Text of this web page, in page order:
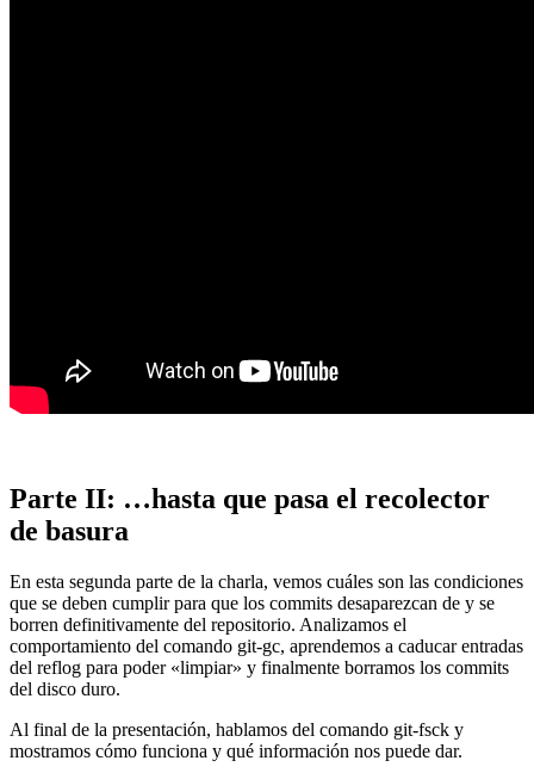
Parte II: …hasta que pasa el recolector
de basura
En esta segunda parte de la charla, vemos cuáles son las condiciones
que se deben cumplir para que los commits desaparezcan de y se
borren definitivamente del repositorio. Analizamos el
comportamiento del comando git-gc, aprendemos a caducar entradas
del reflog para poder «limpiar» y finalmente borramos los commits
del disco duro.
Al final de la presentación, hablamos del comando git-fsck y
mostramos cómo funciona y qué información nos puede dar.